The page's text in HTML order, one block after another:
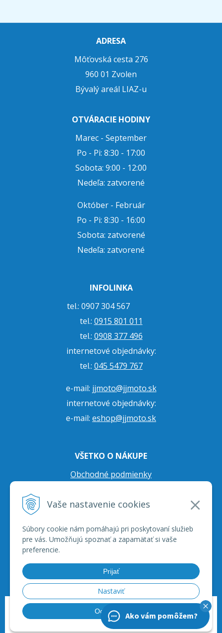
Vaše nastavenie cookies
Súbory cookie nám pomáhajú pri poskytovaní služieb
pre vás. Umožňujú spoznať a zapamätať si vaše
preferencie.
Prijať
Nastaviť
Odmietnuť
ADRESA
Môťovská cesta 276
960 01 Zvolen
Bývalý areál LIAZ-u
OTVÁRACIE HODINY
Marec - September
Po - Pi: 8:30 - 17:00
Sobota: 9:00 - 12:00
Nedeľa: zatvorené
Október - Február
Po - Pi: 8:30 - 16:00
Sobota: zatvorené
Nedeľa: zatvorené
INFOLINKA
tel.: 0907 304 567
tel.: 0915 801 011
tel.: 0908 377 496
internetové objednávky:
tel.: 045 5479 767
e-mail: jjmoto@jjmoto.sk
internetové objednávky:
e-mail: eshop@jjmoto.sk
VŠETKO O NÁKUPE
Obchodné podmienky
Prepravné podmienky
© 2026 JJ Moto - skútre, štvorkolky, moto príslušenstvo, ich servis. •
tvorba
webhosting
Ako vám pomôžem?